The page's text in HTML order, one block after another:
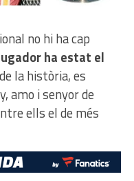
no hi ha cap
ha estat el
la història, es
amo i senyor de
ells el de més